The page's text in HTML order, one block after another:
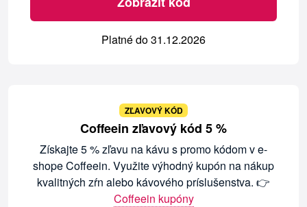
Platné do 31.12.2026
ZĽAVOVÝ KÓD
Coffeein zľavový kód 5 %
Získajte 5 % zľavu na kávu s promo kódom v e-
shope Coffeein. Využite výhodný kupón na nákup
kvalitných zŕn alebo kávového príslušenstva. 👉
Coffeein kupóny